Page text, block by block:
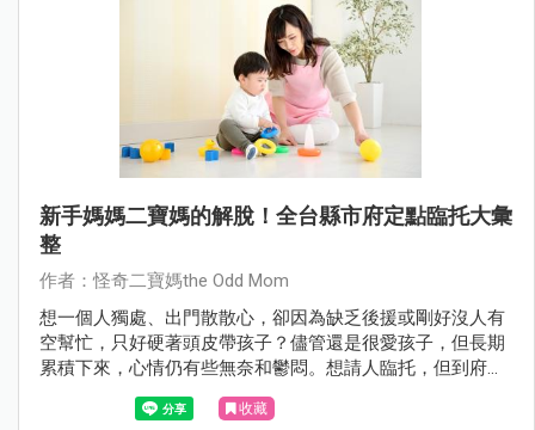
新手媽媽二寶媽的解脫！全台縣市府定點臨托大彙
整
作者：怪奇二寶媽the Odd Mom
想一個人獨處、出門散散心，卻因為缺乏後援或剛好沒人有
空幫忙，只好硬著頭皮帶孩子？儘管還是很愛孩子，但長期
累積下來，心情仍有些無奈和鬱悶。想請人臨托，但到府保
姆金額偏貴，又較少接臨托服務。給想要自己Me Time的媽
媽們各縣市定點臨托服務大彙整！
收藏